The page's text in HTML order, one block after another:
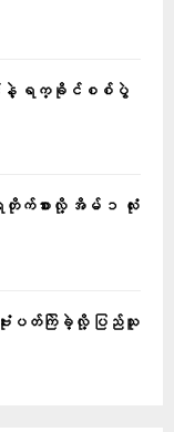
နဲ့ ရက္ခိုင်စစ်ပွဲ
းရေတိုက်စားလို့ အိမ် ၁ လုံး
ဗုံးပတ်ကြဲခဲ့လို့ ပြည်သူ